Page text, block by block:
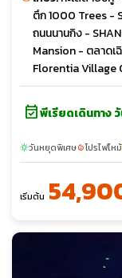
ตึก 1000 Trees -
ถนนนานกิง -
Mansion - ตลาดเ
Florentia Village
event_availableพีเรียดเดินทาง
sunnyวันหยุดพิเศษlocal_fire_departmentโปรไฟไหม้
เริ่มต้น